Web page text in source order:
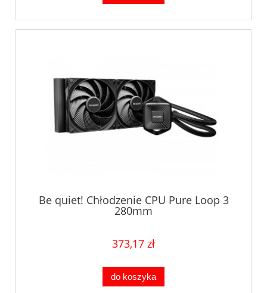
Be quiet! Chłodzenie CPU Pure Loop 3
280mm
373,17 zł
do koszyka